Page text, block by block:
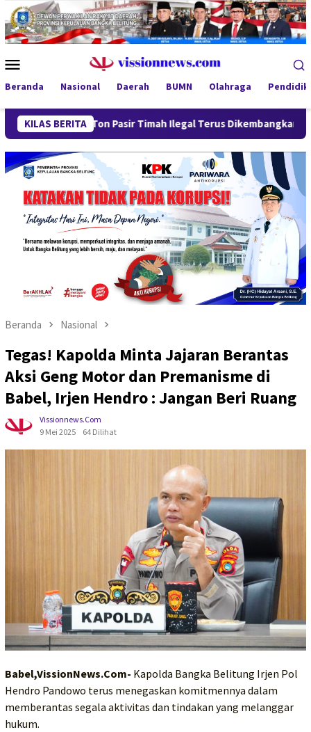
Loncat
ke
konten
Mobile
Beranda Nasional Daerah BUMN Olahraga
KILAS BERITA
Ton Pasir Timah Ilegal Terus Dikembangkan Menteri
Beranda Nasional
Tegas! Kapolda Minta Jajaran Berantas
Aksi Geng Motor dan Premanisme di
Babel, Irjen Hendro : Jangan Beri Ruang
Vissionnews.com
9 Mei 2025
64 Dilihat
Babel,VissionNews.Com- Kapolda Bangka Belitung Irjen Pol
Hendro Pandowo terus menegaskan komitmennya dalam
memberantas segala aktivitas dan tindakan yang melanggar
hukum.